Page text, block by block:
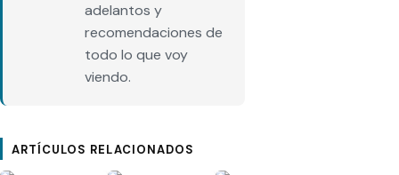
adelantos y
recomendaciones de
todo lo que voy
viendo.
ARTÍCULOS RELACIONADOS